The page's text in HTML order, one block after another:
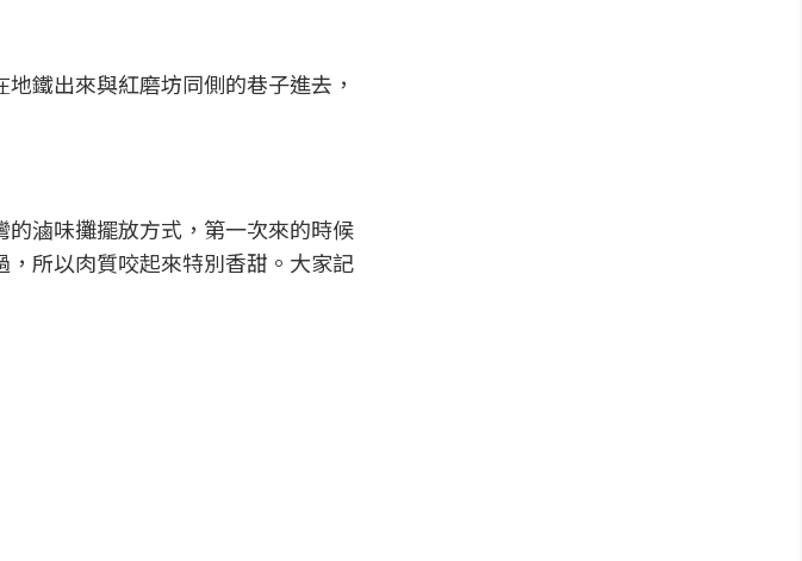
鐵出來與紅磨坊同側的巷子進去，
滷味攤擺放方式，第一次來的時候
所以肉質咬起來特別香甜。大家記